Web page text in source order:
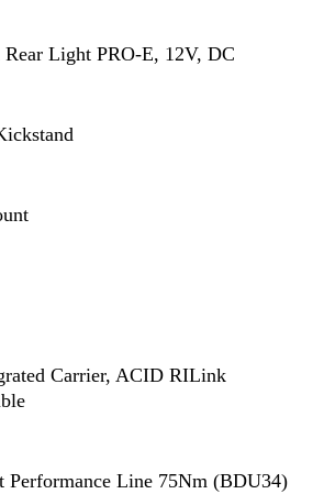
Light PRO-E, 12V, DC
Carrier, ACID RILink
Performance Line 75Nm (BDU34)